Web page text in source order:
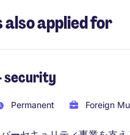
applied for
security
Permanent Foreign